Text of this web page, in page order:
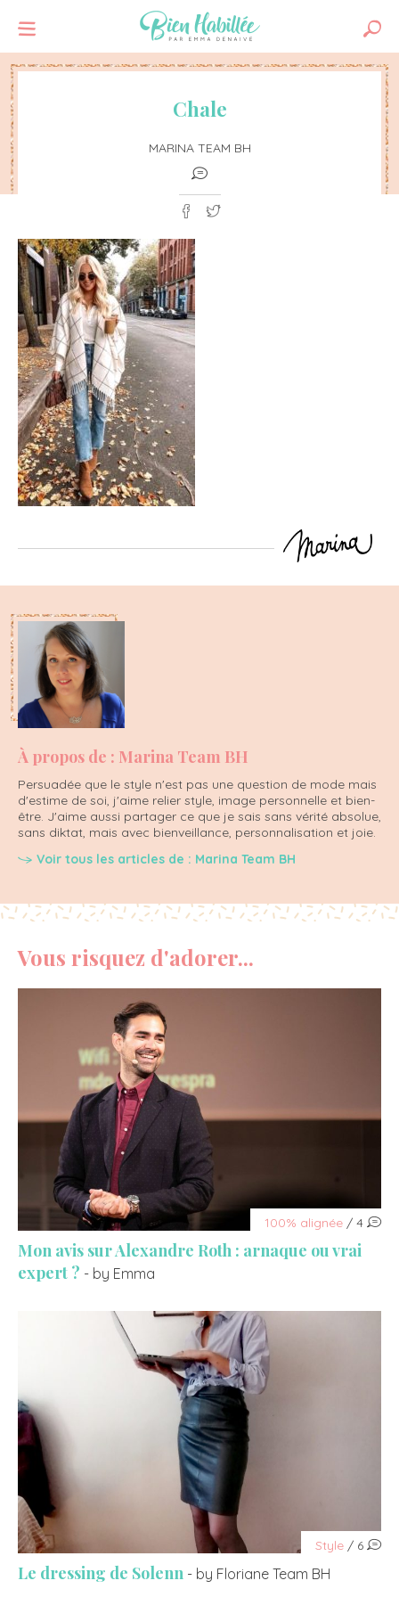
Chale
MARINA TEAM BH
À propos de : Marina Team BH
Persuadée que le style n'est pas une question de mode mais
d'estime de soi, j'aime relier style, image personnelle et bien-
être. J'aime aussi partager ce que je sais sans vérité absolue,
sans diktat, mais avec bienveillance, personnalisation et joie.
Voir tous les articles de : Marina Team BH
Vous risquez d'adorer...
100% alignée / 4
Mon avis sur Alexandre Roth : arnaque ou vrai
expert ? - by Emma
Style / 6
Le dressing de Solenn - by Floriane Team BH